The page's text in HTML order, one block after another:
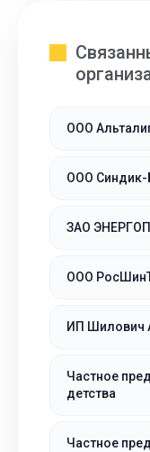
ООО
ООО Синдик-
ЗАО
ООО
ИП Шилович
Частное
детства
Частное